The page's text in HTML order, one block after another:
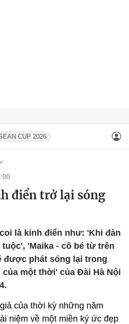
CUP 2026
điển trở lại sóng
là kinh điển như: 'Khi đàn
'Maika - cô bé từ trên
được phát sóng lại trong
một thời' của Đài Hà Nội
của thời kỳ những năm
niệm về một miền ký ức đẹp